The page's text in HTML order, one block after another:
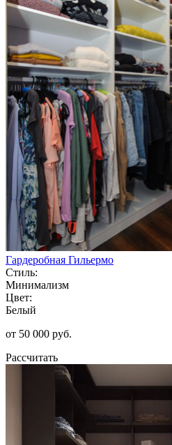
Гардеробная Гильермо
Стиль:
Минимализм
Цвет:
Белый
от 50 000 руб.
Рассчитать